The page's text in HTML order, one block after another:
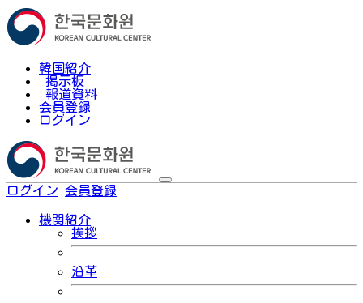
韓国紹介
掲示板
報道資料
会員登録
ログイン
ログイン 会員登録
機関紹介
挨拶
沿革